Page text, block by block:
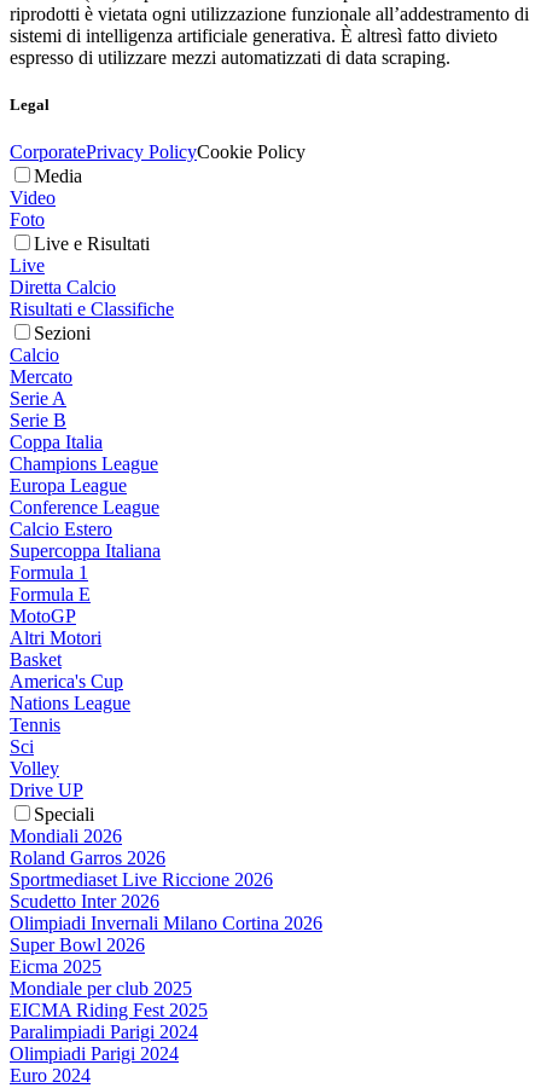
riprodotti è vietata ogni utilizzazione funzionale all’addestramento di
sistemi di intelligenza artificiale generativa. È altresì fatto divieto
espresso di utilizzare mezzi automatizzati di data scraping.
Legal
CorporatePrivacy PolicyCookie Policy
Media
Video
Foto
Live e Risultati
Live
Diretta Calcio
Risultati e Classifiche
Sezioni
Calcio
Mercato
Serie A
Serie B
Coppa Italia
Champions League
Europa League
Conference League
Calcio Estero
Supercoppa Italiana
Formula 1
Formula E
MotoGP
Altri Motori
Basket
America's Cup
Nations League
Tennis
Sci
Volley
Drive UP
Speciali
Mondiali 2026
Roland Garros 2026
Sportmediaset Live Riccione 2026
Scudetto Inter 2026
Olimpiadi Invernali Milano Cortina 2026
Super Bowl 2026
Eicma 2025
Mondiale per club 2025
EICMA Riding Fest 2025
Paralimpiadi Parigi 2024
Olimpiadi Parigi 2024
Euro 2024